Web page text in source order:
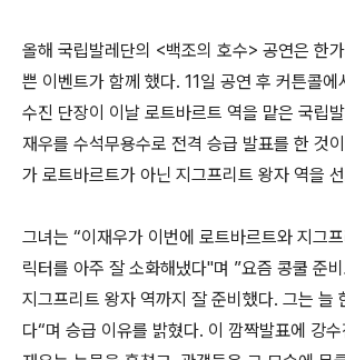
올해 국립발레단의 <백조의 호수> 공연은 한
쁜 이벤트가 함께 했다. 11일 공연 후 커튼콜
수진 단장이 이날 로트바르트 역을 맡은 국립
재우를 수석무용수로 전격 승급 발표를 한 것
가 로트바르트가 아닌 지그프리트 왕자 역을
그녀는 “이재우가 이번에 로트바르트와 지그
릭터를 아주 잘 소화해냈다"며 ”요즘 콩쿨 준
지그프리트 왕자 역까지 잘 준비했다. 그는 늘
다“며 승급 이유를 밝혔다. 이 깜짝발표에 강수